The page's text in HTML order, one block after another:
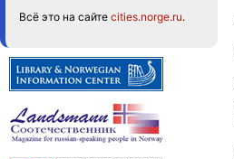
Всё это на сайте cities.norge.ru.